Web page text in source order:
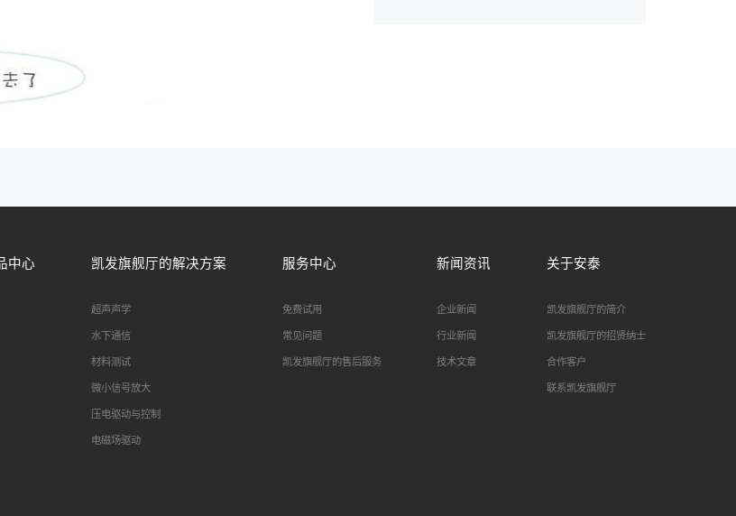
中心 凯发旗舰厅的解决方案
超声声学
水下通信
材料测试
微小信号放大
压电驱动与控制
电磁场驱动
服务中心
免费试用
常见问题
凯发旗舰厅的售后服务
新闻资讯
企业新闻
行业新闻
技术文章
关于安泰
凯发旗舰厅的简介
凯发旗舰厅的招贤纳士
合作客户
联系凯发旗舰厅